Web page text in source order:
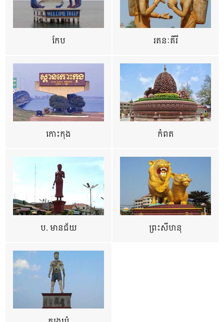
កែប រតនៈគីរី
កោះកុង កំពត
ប. មានជ័យ ព្រះសីហនុ